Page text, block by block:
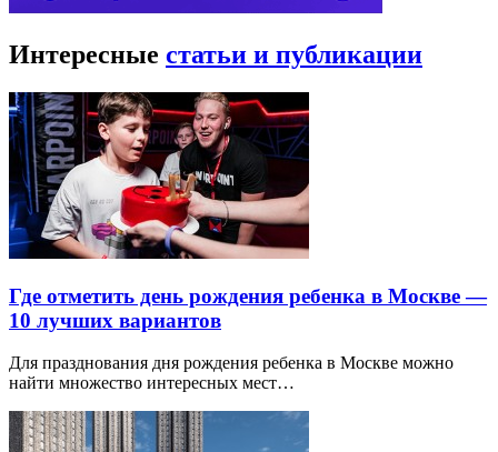
Интересные статьи и публикации
Где отметить день рождения ребенка в Москве —
10 лучших вариантов
Для празднования дня рождения ребенка в Москве можно
найти множество интересных мест…